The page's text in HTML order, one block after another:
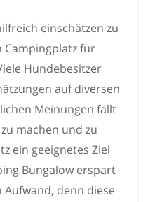
einschätzen zu
Campingplatz für
Hundebesitzer
auf diversen
Meinungen fällt
machen und zu
ein geeignetes Ziel
Bungalow erspart
denn diese